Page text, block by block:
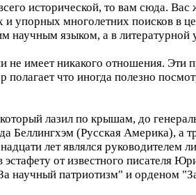
исторической, то вам сюда.
и упорных многолетних поисков в
научным языком, а в
не имеет никакого отношения.
что иногда полезно
лазил по крышам, до
Беллингхэм (Русская Америка), а
лет являлся
от известного писателя
патриотизм" и орденом "За